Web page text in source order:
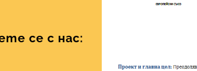
се с нас: